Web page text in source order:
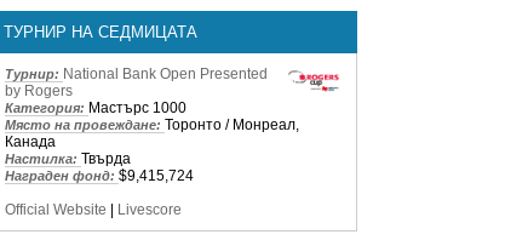
ТУРНИР НА СЕДМИЦАТА
Турнир: National Bank Open Presented
by Rogers
Категория: Мастърс 1000
Място на провеждане: Торонто / Монреал,
Канада
Настилка: Твърда
Награден фонд: $9,415,724
Official Website
Livescore